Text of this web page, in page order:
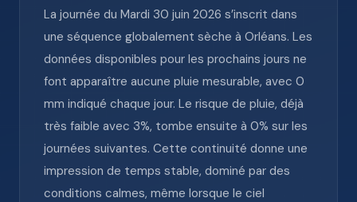
La journée du Mardi 30 juin 2026 s’inscrit dans
une séquence globalement sèche à Orléans. Les
données disponibles pour les prochains jours ne
font apparaître aucune pluie mesurable, avec 0
mm indiqué chaque jour. Le risque de pluie, déjà
très faible avec 3%, tombe ensuite à 0% sur les
journées suivantes. Cette continuité donne une
impression de temps stable, dominé par des
conditions calmes, même lorsque le ciel